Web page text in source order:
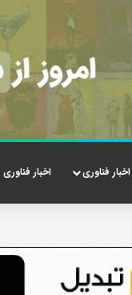
اخبار فناوری اخبار